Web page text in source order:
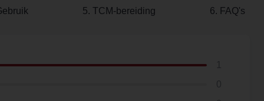
5. TCM-bereiding 6. FAQ's